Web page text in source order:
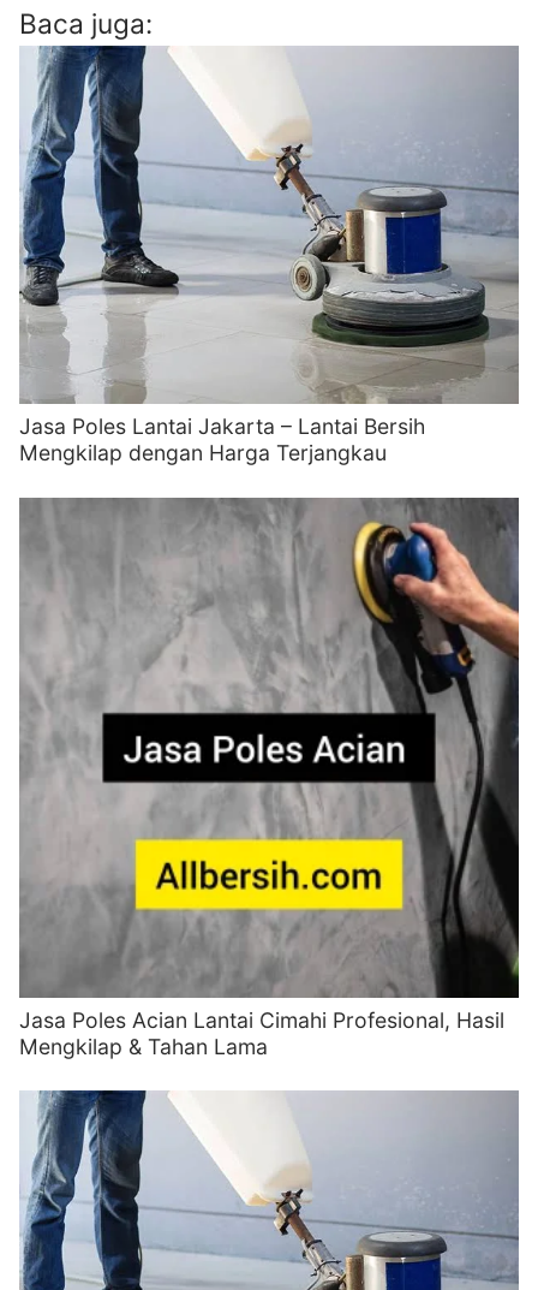
Baca juga:
Jasa Poles Lantai Jakarta – Lantai Bersih
Mengkilap dengan Harga Terjangkau
Jasa Poles Acian Lantai Cimahi Profesional, Hasil
Mengkilap & Tahan Lama